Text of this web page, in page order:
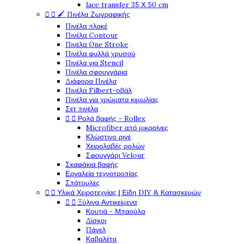
lace transfer 35 Χ 50 cm
  🖌️ Πινέλα Ζωγραφικής
Πινέλα πλακέ
Πινέλα Contour
Πινέλα One Stroke
Πινέλα φυλλά χρυσού
Πινέλα για Stencil
Πινέλα σφουγγάρια
Διάφορα Πινέλα
Πινέλα Filbert-οβάλ
Πινέλα για χρώματα κιμωλίας
Σετ πινέλα
  Ρολά βαφής - Rollex
Microfiber από μικροίνες
Κλώστινο ριγέ
Χειρολαβές ρολών
Σφουγγάρι Velour
Σκαφάκια βαφής
Εργαλεία τεχνοτροπίας
Σπάτουλες
  Υλικά Χειροτεχνίας | Είδη DIY & Κατασκευών
  Ξύλινα Αντικείμενα
Κουτιά - Μπαούλα
Δίσκοι
Πάνελ
Καβαλέτα